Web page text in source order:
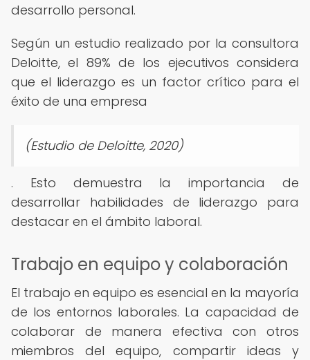
desarrollo personal.
Según un estudio realizado por la consultora
Deloitte, el 89% de los ejecutivos considera
que el liderazgo es un factor crítico para el
éxito de una empresa
(Estudio de Deloitte, 2020)
. Esto demuestra la importancia de
desarrollar habilidades de liderazgo para
destacar en el ámbito laboral.
Trabajo en equipo y colaboración
El trabajo en equipo es esencial en la mayoría
de los entornos laborales. La capacidad de
colaborar de manera efectiva con otros
miembros del equipo, compartir ideas y